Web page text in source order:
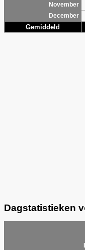
November
December
Gemiddeld
Dagstatistieken